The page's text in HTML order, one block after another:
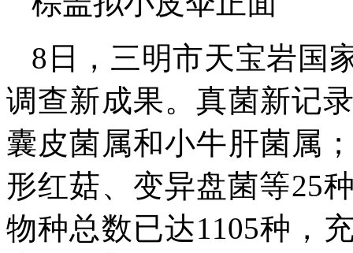
8日，三明市天宝岩国
调查新成果。真菌新记
囊皮菌属和小牛肝菌属
形红菇、变异盘菌等25
物种总数已达1105种，